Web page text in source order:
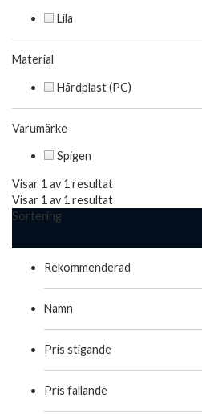
Lila
Material
Hårdplast (PC)
Varumärke
Spigen
Visar 1 av 1 resultat
Visar 1 av 1 resultat
Sortering
Rekommenderad
Namn
Pris stigande
Pris fallande